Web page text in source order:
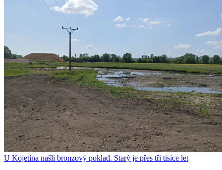
U Kojetína našli bronzový poklad. Starý je přes tři tisíce let